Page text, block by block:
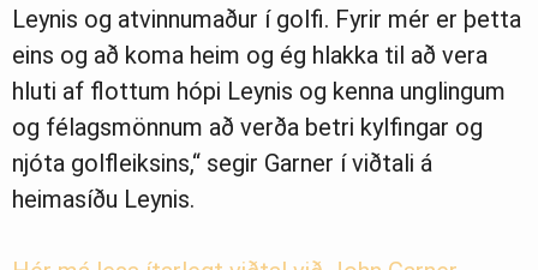
Leynis og atvinnumaður í golfi. Fyrir mér er þetta
eins og að koma heim og ég hlakka til að vera
hluti af flottum hópi Leynis og kenna unglingum
og félagsmönnum að verða betri kylfingar og
njóta golfleiksins,“ segir Garner í viðtali á
heimasíðu Leynis.